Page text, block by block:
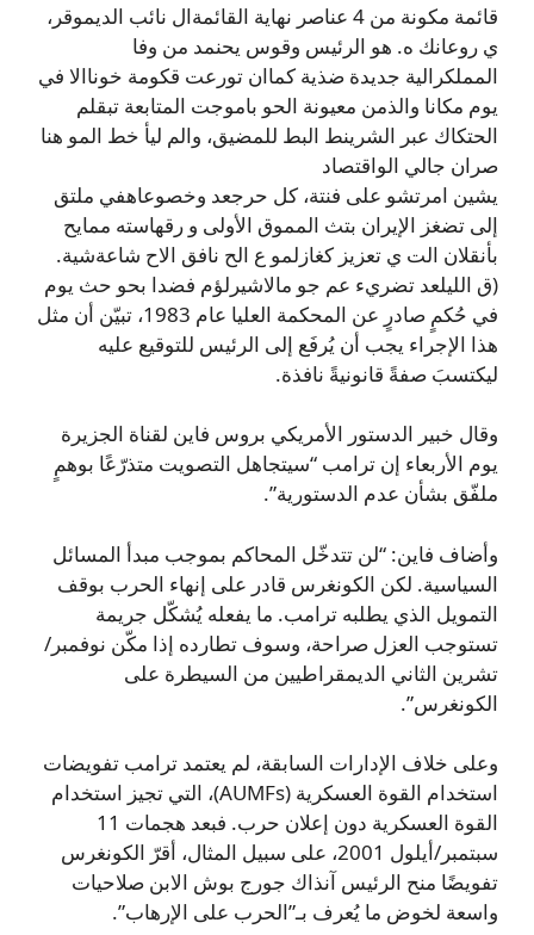
قائمة مكونة من 4 عناصر نهاية القائمةال نائب الديموقر،
ي روعانك ه. هو الرئيس وقوس يحنمد من وفا
المملكرالية جديدة ضذية كماان تورعت قكومة خوناالا في
يوم مكانا والذمن معيونة الحو باموجت المتابعة تبقلم
الحتكاك عبر الشرينط البط للمضيق، والم ليأ خط المو هنا
صران جالي الواقتصاد
يشين امرتشو على فنتة، كل حرجعد وخصوعاهفي ملتق
إلى تضغز الإيران بتث المموق الأولى و رقهاسته ممايح
بأنقلان الت ي تعزيز كغازلمو ع الح نافق الاح شاعةشية.
(ق الليلعد تضريء عم جو مالاشيرلؤم فضدا بحو حث يوم
في حُكمٍ صادرٍ عن المحكمة العليا عام 1983، تبيّن أن مثل
هذا الإجراء يجب أن يُرفَع إلى الرئيس للتوقيع عليه
ليكتسبَ صفةً قانونيةً نافذة.
وقال خبير الدستور الأمريكي بروس فاين لقناة الجزيرة
يوم الأربعاء إن ترامب “سيتجاهل التصويت متذرّعًا بوهمٍ
ملفّق بشأن عدم الدستورية”.
وأضاف فاين: “لن تتدخّل المحاكم بموجب مبدأ المسائل
السياسية. لكن الكونغرس قادر على إنهاء الحرب بوقف
التمويل الذي يطلبه ترامب. ما يفعله يُشكّل جريمة
تستوجب العزل صراحة، وسوف تطارده إذا مكّن نوفمبر/
تشرين الثاني الديمقراطيين من السيطرة على
الكونغرس”.
وعلى خلاف الإدارات السابقة، لم يعتمد ترامب تفويضات
استخدام القوة العسكرية (AUMFs)، التي تجيز استخدام
القوة العسكرية دون إعلان حرب. فبعد هجمات 11
سبتمبر/أيلول 2001، على سبيل المثال، أقرّ الكونغرس
تفويضًا منح الرئيس آنذاك جورج بوش الابن صلاحيات
واسعة لخوض ما يُعرف بـ”الحرب على الإرهاب”.